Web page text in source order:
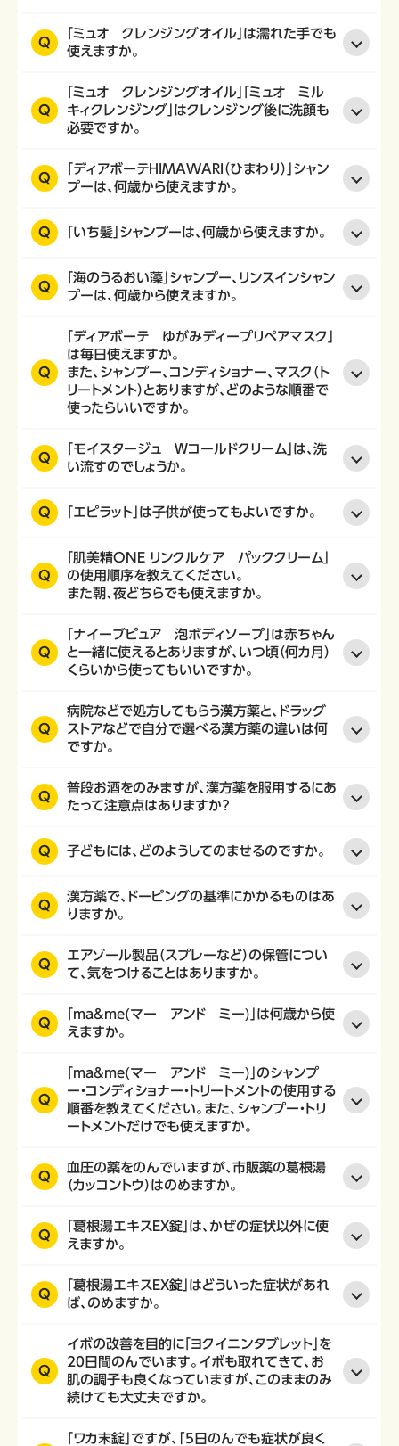
Q
「ミュオ クレンジングオイル」は濡れた手でも
使えますか。
Q
「ミュオ クレンジングオイル」「ミュオ ミル
キィクレンジング」はクレンジング後に洗顔も
必要ですか。
Q
「ディアボーテHIMAWARI（ひまわり）」シャン
プーは、何歳から使えますか。
Q 「いち髪」シャンプーは、何歳から使えますか。
Q
「海のうるおい藻」シャンプー、リンスインシャン
プーは、何歳から使えますか。
Q
「ディアボーテ ゆがみディープリペアマスク」
は毎日使えますか。
また、シャンプー、コンディショナー、マスク（ト
リートメント）とありますが、どのような順番で
使ったらいいですか。
Q
「モイスタージュ Ｗコールドクリーム」は、洗
い流すのでしょうか。
Q 「エピラット」は子供が使ってもよいですか。
Q
「肌美精ONE リンクルケア パッククリーム」
の使用順序を教えてください。
また朝、夜どちらでも使えますか。
Q
「ナイーブピュア 泡ボディソープ」は赤ちゃん
と一緒に使えるとありますが、いつ頃（何カ月）
くらいから使ってもいいですか。
Q
病院などで処方してもらう漢方薬と、ドラッグ
ストアなどで自分で選べる漢方薬の違いは何
ですか。
Q
普段お酒をのみますが、漢方薬を服用するにあ
たって注意点はありますか？
Q 子どもには、どのようしてのませるのですか。
Q
漢方薬で、ドーピングの基準にかかるものはあ
りますか。
Q
エアゾール製品（スプレーなど）の保管につい
て、気をつけることはありますか。
Q
「ma&me(マー アンド ミー)」は何歳から使
えますか。
Q
「ma&me(マー アンド ミー)」のシャンプ
ー・コンディショナー・トリートメントの使用する
順番を教えてください。また、シャンプー・トリ
ートメントだけでも使えますか。
Q
血圧の薬をのんでいますが、市販薬の葛根湯
（カッコントウ）はのめますか。
Q
「葛根湯エキスEX錠」は、かぜの症状以外に使
えますか。
Q
「葛根湯エキスEX錠」はどういった症状があれ
ば、のめますか。
Q
イボの改善を目的に「ヨクイニンタブレット」を
20日間のんでいます。イボも取れてきて、お
肌の調子も良くなっていますが、このままのみ
続けても大丈夫ですか。
「ワカ末錠」ですが、｢5日のんでも症状が良く